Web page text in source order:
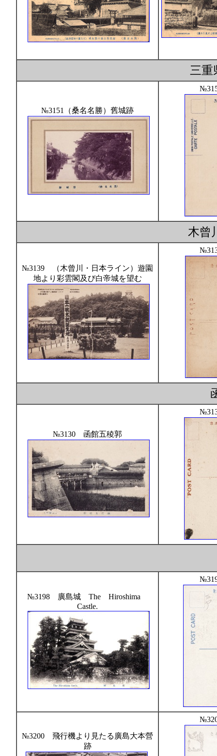
三
№3151（桑名名勝）舊城跡
木曾
№3139 （木曾川・日本ライン）遊園
地より彩雲閣及び白帝城を望む
№3130 函館五稜郭
№3198 廣島城 The Hiroshima
Castle.
№3200 飛行機より見たる廣島大本營
跡